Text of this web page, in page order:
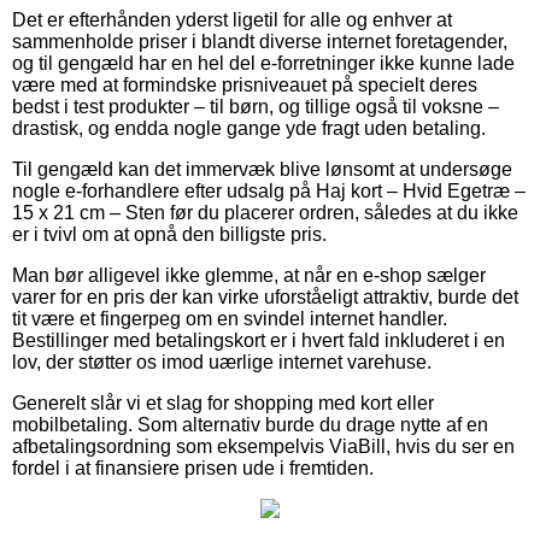
Det er efterhånden yderst ligetil for alle og enhver at
sammenholde priser i blandt diverse internet foretagender,
og til gengæld har en hel del e-forretninger ikke kunne lade
være med at formindske prisniveauet på specielt deres
bedst i test produkter – til børn, og tillige også til voksne –
drastisk, og endda nogle gange yde fragt uden betaling.
Til gengæld kan det immervæk blive lønsomt at undersøge
nogle e-forhandlere efter udsalg på Haj kort – Hvid Egetræ –
15 x 21 cm – Sten før du placerer ordren, således at du ikke
er i tvivl om at opnå den billigste pris.
Man bør alligevel ikke glemme, at når en e-shop sælger
varer for en pris der kan virke uforståeligt attraktiv, burde det
tit være et fingerpeg om en svindel internet handler.
Bestillinger med betalingskort er i hvert fald inkluderet i en
lov, der støtter os imod uærlige internet varehuse.
Generelt slår vi et slag for shopping med kort eller
mobilbetaling. Som alternativ burde du drage nytte af en
afbetalingsordning som eksempelvis ViaBill, hvis du ser en
fordel i at finansiere prisen ude i fremtiden.